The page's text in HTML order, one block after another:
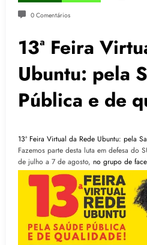
0 Comentários
13ª Feira
Ubuntu: pela
Pública e de
13ª Feira Virtual da Rede Ubuntu: pela
Fazemos parte desta luta em defesa do
de julho a 7 de agosto, no grupo de